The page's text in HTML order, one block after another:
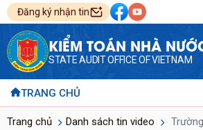
Đăng ký nhận tin
KIỂM TOÁN NHÀ
STATE AUDIT OFFICE OF VIETNAM
TRANG CHỦ
Trang chủ Danh sách tin video